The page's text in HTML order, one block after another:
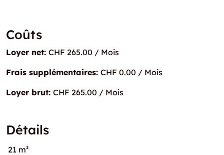
Coûts
Loyer net: CHF 265.00 / Mois
Frais supplémentaires: CHF 0.00 / Mois
Loyer brut: CHF 265.00 / Mois
Détails
21 m²